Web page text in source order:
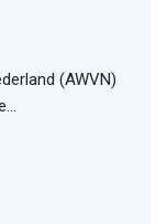
(AWVN)